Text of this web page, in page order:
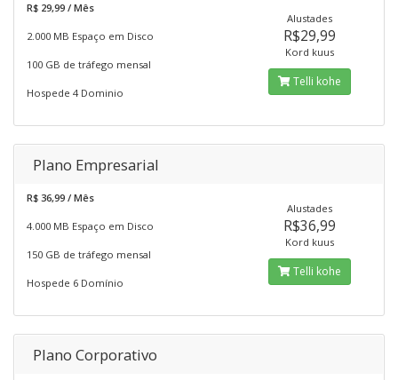
R$ 29,99 / Mês
2.000 MB Espaço em Disco
100 GB de tráfego mensal
Hospede 4 Dominio
Alustades
R$29,99
Kord kuus
Telli kohe
Plano Empresarial
R$ 36,99 / Mês
4.000 MB Espaço em Disco
150 GB de tráfego mensal
Hospede 6 Domínio
Alustades
R$36,99
Kord kuus
Telli kohe
Plano Corporativo